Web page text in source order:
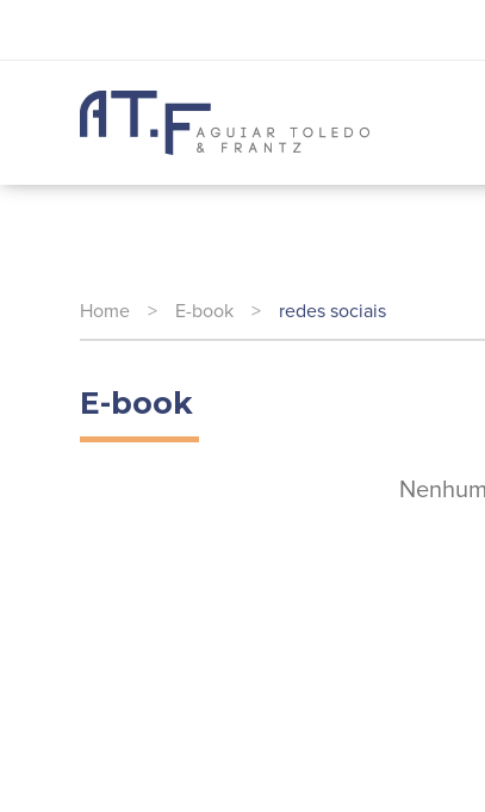
Home > E-book > redes sociais
E-book